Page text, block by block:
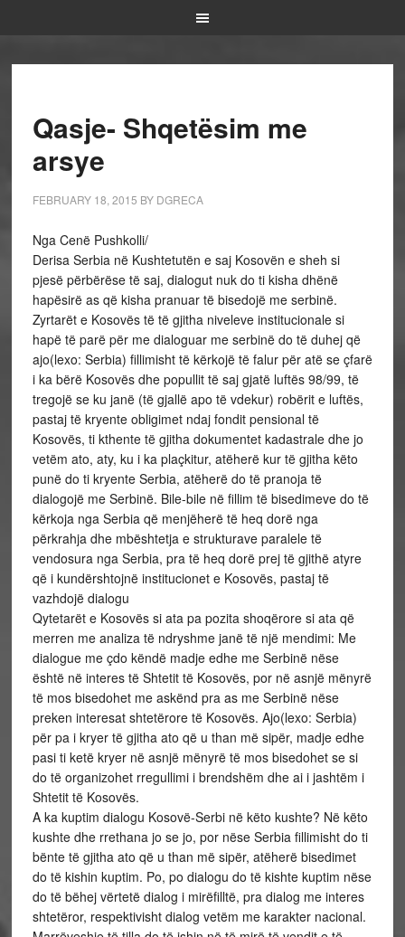
Qasje- Shqetësim me
arsye
FEBRUARY 18, 2015 BY DGRECA
Nga Cenë Pushkolli/
Derisa Serbia në Kushtetutën e saj Kosovën e sheh si
pjesë përbërëse të saj, dialogut nuk do ti kisha dhënë
hapësirë as që kisha pranuar të bisedojë me serbinë.
Zyrtarët e Kosovës të të gjitha niveleve institucionale si
hapë të parë për me dialoguar me serbinë do të duhej që
ajo(lexo: Serbia) fillimisht të kërkojë të falur për atë se çfarë
i ka bërë Kosovës dhe popullit të saj gjatë luftës 98/99, të
tregojë se ku janë (të gjallë apo të vdekur) robërit e luftës,
pastaj të kryente obligimet ndaj fondit pensional të
Kosovës, ti kthente të gjitha dokumentet kadastrale dhe jo
vetëm ato, aty, ku i ka plaçkitur, atëherë kur të gjitha këto
punë do ti kryente Serbia, atëherë do të pranoja të
dialogojë me Serbinë. Bile-bile në fillim të bisedimeve do të
kërkoja nga Serbia që menjëherë të heq dorë nga
përkrahja dhe mbështetja e strukturave paralele të
vendosura nga Serbia, pra të heq dorë prej të gjithë atyre
që i kundërshtojnë institucionet e Kosovës, pastaj të
vazhdojë dialogu
Qytetarët e Kosovës si ata pa pozita shoqërore si ata që
merren me analiza të ndryshme janë të një mendimi: Me
dialogue me çdo këndë madje edhe me Serbinë nëse
është në interes të Shtetit të Kosovës, por në asnjë mënyrë
të mos bisedohet me askënd pra as me Serbinë nëse
preken interesat shtetërore të Kosovës. Ajo(lexo: Serbia)
për pa i kryer të gjitha ato që u than më sipër, madje edhe
pasi ti ketë kryer në asnjë mënyrë të mos bisedohet se si
do të organizohet rregullimi i brendshëm dhe ai i jashtëm i
Shtetit të Kosovës.
A ka kuptim dialogu Kosovë-Serbi në këto kushte? Në këto
kushte dhe rrethana jo se jo, por nëse Serbia fillimisht do ti
bënte të gjitha ato që u than më sipër, atëherë bisedimet
do të kishin kuptim. Po, po dialogu do të kishte kuptim nëse
do të bëhej vërtetë dialog i mirëfilltë, pra dialog me interes
shtetëror, respektivisht dialog vetëm me karakter nacional.